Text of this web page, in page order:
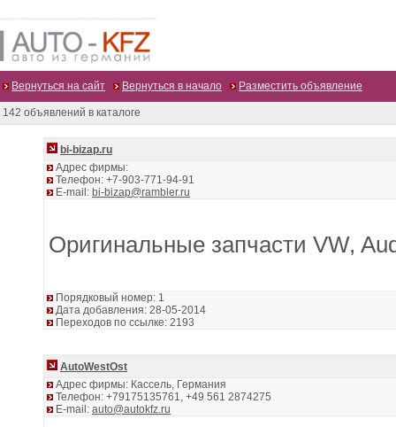
Вернуться на сайт Вернуться в начало Разместить объявление
142 объявлений в каталоге
bi-bizap.ru
Адрес фирмы:
Телефон: +7-903-771-94-91
E-mail: bi-bizap@rambler.ru
Оригинальные запчасти VW,
Порядковый номер: 1
Дата добавления: 28-05-2014
Переходов по ссылке: 2193
AutоWestOst
Адрес фирмы: Кассель, Германия
Телефон: +79175135761, +49 561 2874275
E-mail: auto@autokfz.ru